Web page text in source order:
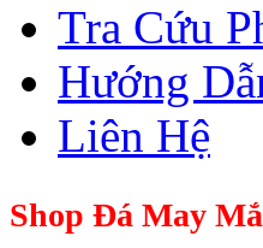
Tra Cứu
Hướng
Liên Hệ
Shop Đá May